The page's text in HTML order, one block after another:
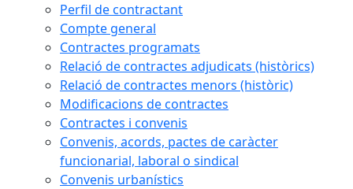
Perfil de contractant
Compte general
Contractes programats
Relació de contractes adjudicats (històrics)
Relació de contractes menors (històric)
Modificacions de contractes
Contractes i convenis
Convenis, acords, pactes de caràcter
funcionarial, laboral o sindical
Convenis urbanístics